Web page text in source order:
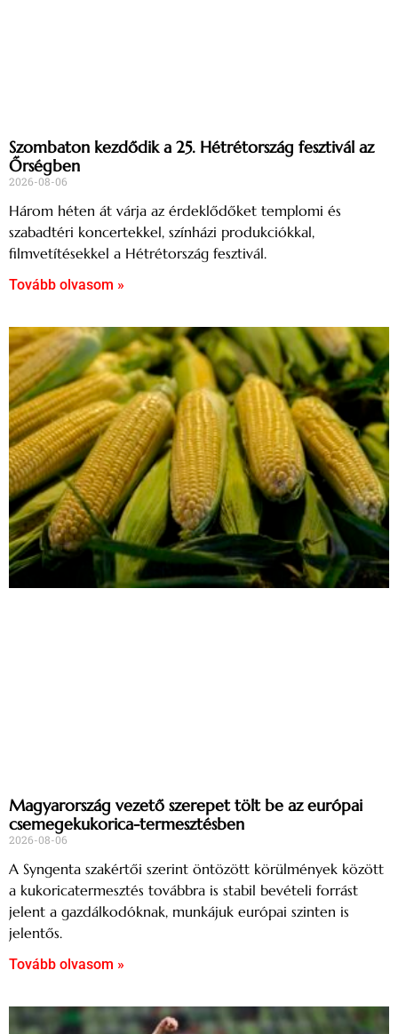
Szombaton kezdődik a 25. Hétrétország fesztivál az
Őrségben
2026-08-06
Három héten át várja az érdeklődőket templomi és
szabadtéri koncertekkel, színházi produkciókkal,
filmvetítésekkel a Hétrétország fesztivál.
Tovább olvasom »
Magyarország vezető szerepet tölt be az európai
csemegekukorica-termesztésben
2026-08-06
A Syngenta szakértői szerint öntözött körülmények között
a kukoricatermesztés továbbra is stabil bevételi forrást
jelent a gazdálkodóknak, munkájuk európai szinten is
jelentős.
Tovább olvasom »